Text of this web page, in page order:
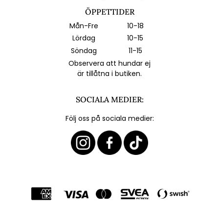
ÖPPETTIDER
Mån-Fre
10-18
Lördag
10-15
Söndag
11-15
Observera att hundar ej
är tillåtna i butiken.
SOCIALA MEDIER:
Följ oss på sociala medier: